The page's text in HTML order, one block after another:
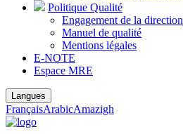
Politique Qualité
Engagement de la direction
Manuel de qualité
Mentions légales
E-NOTE
Espace MRE
Langues
FrançaisArabicAmazigh